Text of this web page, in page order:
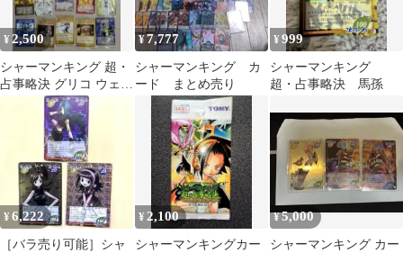
¥ 2,500
シャーマンキング 超・
占事略決 グリコ ウェハ
ース付属カード 未開封
まとめ売り
¥7,777
シャーマンキング カ
ード まとめ売り
¥999
シャーマンキング
超・占事略決 馬孫
¥6,222
［バラ売り可能］シャ
¥2,100
シャーマンキングカー
¥5,000
シャーマンキング カー